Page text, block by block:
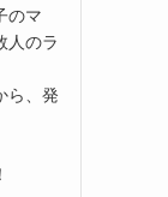
のマ
人のラ
ら、発